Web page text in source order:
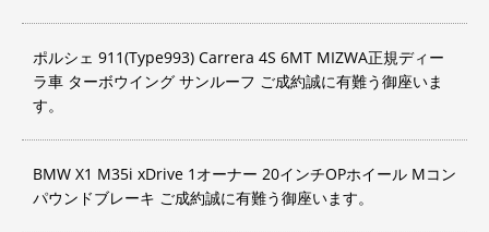
ポルシェ 911(Type993) Carrera 4S 6MT MIZWA正規ディー
ラ車 ターボウイング サンルーフ ご成約誠に有難う御座いま
す。
BMW X1 M35i xDrive 1オーナー 20インチOPホイール Mコン
パウンドブレーキ ご成約誠に有難う御座います。